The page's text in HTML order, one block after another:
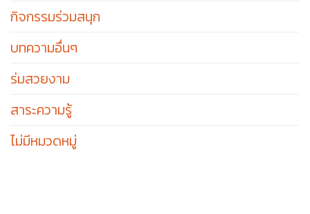
กิจกรรมร่วมสนุก
บทความอื่นๆ
ร่มสวยงาม
สาระความรู้
ไม่มีหมวดหมู่